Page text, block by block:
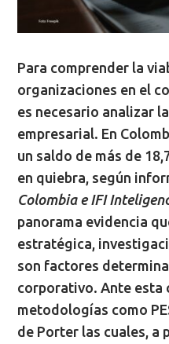
Para comprender la
organizaciones en el
es necesario analizar
empresarial. En
un saldo de más de
en quiebra, según
Colombia e IFI
panorama evidencia
estratégica,
son factores
corporativo. Ante esta
metodologías como
de Porter las cuales, a